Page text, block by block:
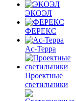
ЭКОЭЛ
ФЕРЕКС
Ас-Терра
Проектные
светильники